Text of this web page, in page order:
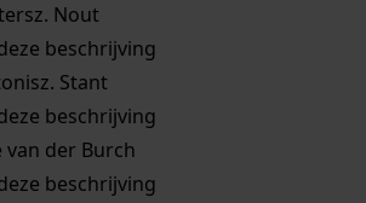
Nout
beschrijving
Stant
beschrijving
van der Burch
beschrijving